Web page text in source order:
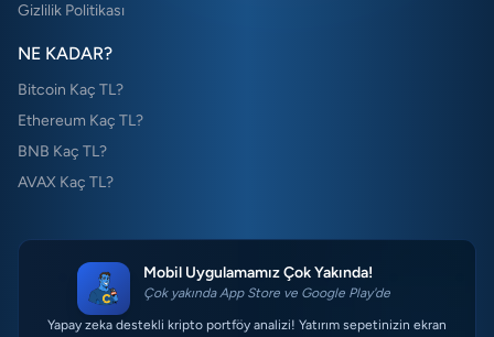
Gizlilik Politikası
NE KADAR?
Bitcoin Kaç TL?
Ethereum Kaç TL?
BNB Kaç TL?
AVAX Kaç TL?
Mobil Uygulamamız Çok Yakında!
Çok yakında App Store ve Google Play'de
Yapay zeka destekli kripto portföy analizi! Yatırım sepetinizin ekran